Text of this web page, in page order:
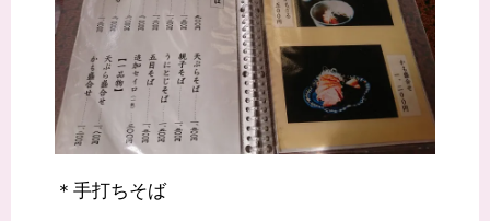
＊手打ちそば